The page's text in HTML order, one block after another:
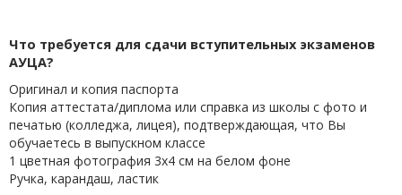
Что требуется для сдачи вступительных экзаменов
АУЦА?
Оригинал и копия паспорта
Копия аттестата/диплома или справка из школы с фото и
печатью (колледжа, лицея), подтверждающая, что Вы
обучаетесь в выпускном классе
1 цветная фотография 3x4 см на белом фоне
Ручка, карандаш, ластик